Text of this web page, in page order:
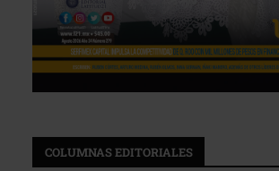
COLUMNAS EDITORIALES